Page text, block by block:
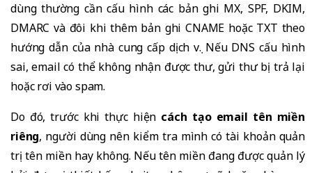
dùng thường cần cấu hình các bản ghi MX, SPF, DKIM,
DMARC và đôi khi thêm bản ghi CNAME hoặc TXT theo
hướng dẫn của nhà cung cấp dịch vụ. Nếu DNS cấu hình
sai, email có thể không nhận được thư, gửi thư bị trả lại
hoặc rơi vào spam.
Do đó, trước khi thực hiện cách tạo email tên miền
riêng, người dùng nên kiểm tra mình có tài khoản quản
trị tên miền hay không. Nếu tên miền đang được quản lý